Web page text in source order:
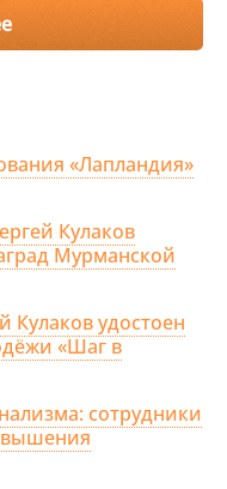
«Лапландия»
Кулаков
Мурманской
Кулаков удостоен
«Шаг в
сотрудники